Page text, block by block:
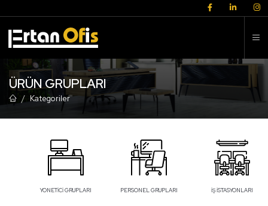
ÜRÜN GRUPLARI
Kategoriler
YÖNETICI GRUPLARI PERSONEL GRUPLARI İŞ İSTASYONLARI